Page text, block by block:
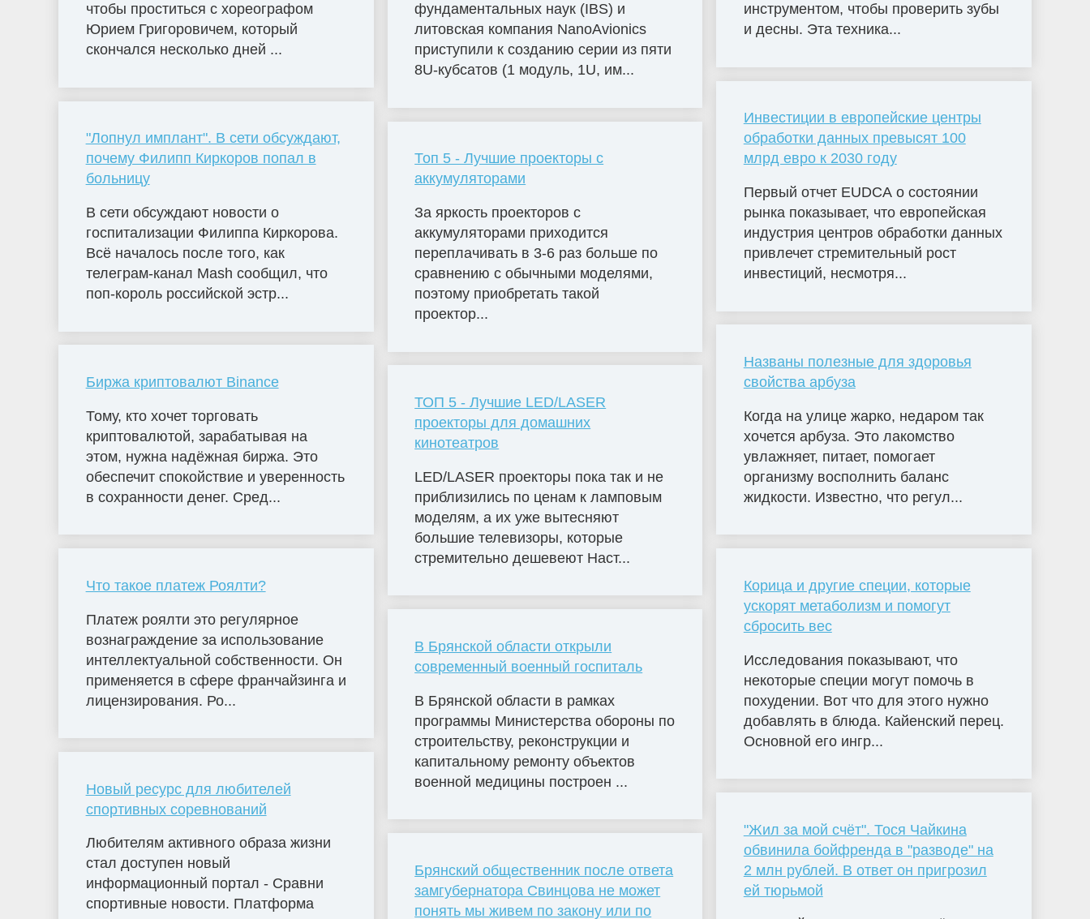
чтобы проститься с хореографом
Юрием Григоровичем, который
скончался несколько дней ...
"Лопнул имплант". В сети обсуждают,
почему Филипп Киркоров попал в
больницу
В сети обсуждают новости о
госпитализации Филиппа Киркорова.
Всё началось после того, как
телеграм-канал Mash сообщил, что
поп-король российской эстр...
Биржа криптовалют Binance
Тому, кто хочет торговать
криптовалютой, зарабатывая на
этом, нужна надёжная биржа. Это
обеспечит спокойствие и уверенность
в сохранности денег. Сред...
Что такое платеж Роялти?
Платеж роялти это регулярное
вознаграждение за использование
интеллектуальной собственности. Он
применяется в сфере франчайзинга и
лицензирования. Ро...
Новый ресурс для любителей
спортивных соревнований
Любителям активного образа жизни
стал доступен новый
информационный портал - Сравни
спортивные новости. Платформа
фундаментальных наук (IBS) и
литовская компания NanoAvionics
приступили к созданию серии из пяти
8U-кубсатов (1 модуль, 1U, им...
Топ 5 - Лучшие проекторы с
аккумуляторами
За яркость проекторов с
аккумуляторами приходится
переплачивать в 3-6 раз больше по
сравнению с обычными моделями,
поэтому приобретать такой
проектор...
ТОП 5 - Лучшие LED/LASER
проекторы для домашних
кинотеатров
LED/LASER проекторы пока так и не
приблизились по ценам к ламповым
моделям, а их уже вытесняют
большие телевизоры, которые
стремительно дешевеют Наст...
В Брянской области открыли
современный военный госпиталь
В Брянской области в рамках
программы Министерства обороны по
строительству, реконструкции и
капитальному ремонту объектов
военной медицины построен ...
Брянский общественник после ответа
замгубернатора Свинцова не может
понять мы живем по закону или по
инструментом, чтобы проверить зубы
и десны. Эта техника...
Инвестиции в европейские центры
обработки данных превысят 100
млрд евро к 2030 году
Первый отчет EUDCA о состоянии
рынка показывает, что европейская
индустрия центров обработки данных
привлечет стремительный рост
инвестиций, несмотря...
Названы полезные для здоровья
свойства арбуза
Когда на улице жарко, недаром так
хочется арбуза. Это лакомство
увлажняет, питает, помогает
организму восполнить баланс
жидкости. Известно, что регул...
Корица и другие специи, которые
ускорят метаболизм и помогут
сбросить вес
Исследования показывают, что
некоторые специи могут помочь в
похудении. Вот что для этого нужно
добавлять в блюда. Кайенский перец.
Основной его ингр...
"Жил за мой счёт". Тося Чайкина
обвинила бойфренда в "разводе" на
2 млн рублей. В ответ он пригрозил
ей тюрьмой